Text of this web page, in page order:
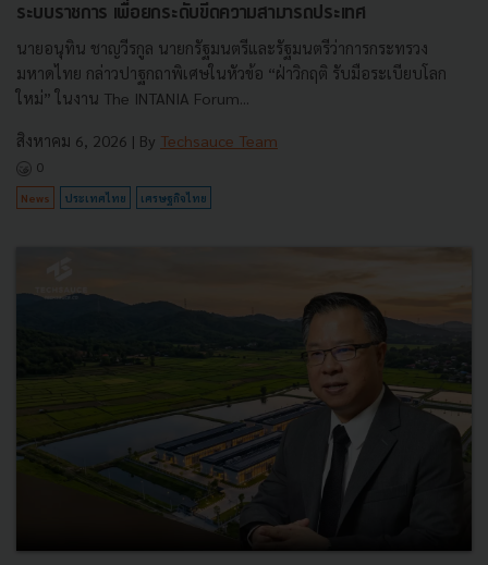
ระบบราชการ เพื่อยกระดับขีดความสามารถประเทศ
นายอนุทิน ชาญวีรกูล นายกรัฐมนตรีและรัฐมนตรีว่าการกระทรวง
มหาดไทย กล่าวปาฐกถาพิเศษในหัวข้อ “ฝ่าวิกฤติ รับมือระเบียบโลก
ใหม่” ในงาน The INTANIA Forum...
สิงหาคม 6, 2026 | By Techsauce Team
0
News ประเทศไทย เศรษฐกิจไทย